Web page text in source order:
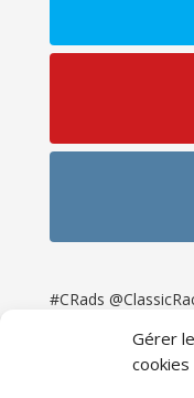
Gérer
cookies
#CRads